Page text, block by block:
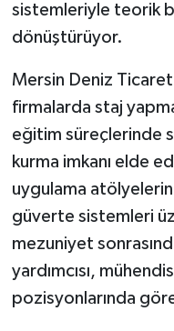
sistemleriyle teorik
dönüştürüyor.
Mersin Deniz
firmalarda staj
eğitim süreçlerinde
kurma imkanı elde
uygulama
güverte sistemleri
mezuniyet
yardımcısı,
pozisyonlarında